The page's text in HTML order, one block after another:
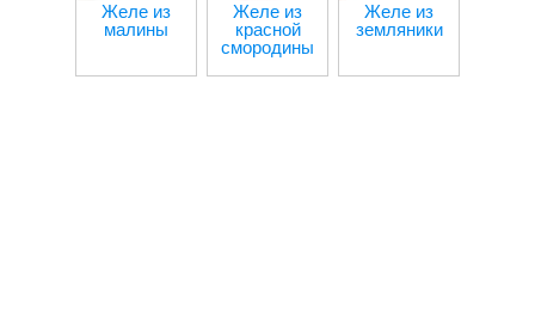
Желе из
малины
Желе из
красной
смородины
Желе из
земляники